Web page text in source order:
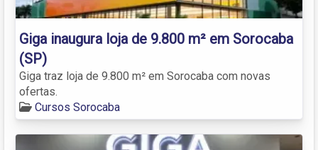
Giga inaugura loja de 9.800 m² em Sorocaba
(SP)
Giga traz loja de 9.800 m² em Sorocaba com novas
ofertas.
Cursos Sorocaba